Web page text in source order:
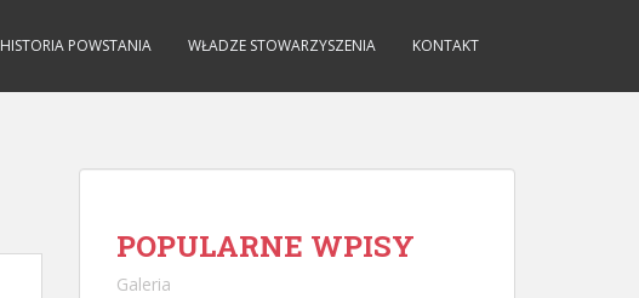
HISTORIA POWSTANIA WŁADZE STOWARZYSZENIA KONTAKT
POPULARNE WPISY
Galeria